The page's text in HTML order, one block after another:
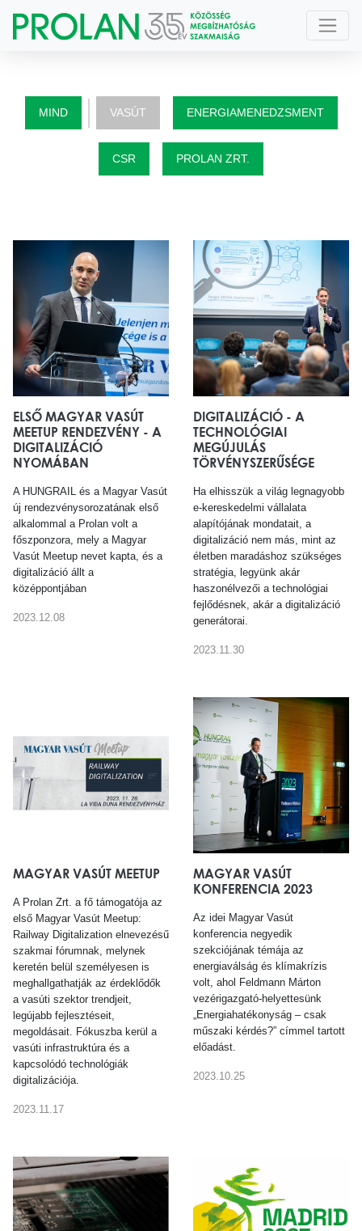
MIND VASÚT ENERGIAMENEDZSMENT
CSR PROLAN ZRT.
ELSŐ MAGYAR VASÚT
MEETUP RENDEZVÉNY - A
DIGITALIZÁCIÓ
NYOMÁBAN
A HUNGRAIL és a Magyar Vasút
új rendezvénysorozatának első
alkalommal a Prolan volt a
főszponzora, mely a Magyar
Vasút Meetup nevet kapta, és a
digitalizáció állt a
középpontjában
2023.12.08
DIGITALIZÁCIÓ - A
TECHNOLÓGIAI
MEGÚJULÁS
TÖRVÉNYSZERŰSÉGE
Ha elhisszük a világ legnagyobb
e-kereskedelmi vállalata
alapítójának mondatait, a
digitalizáció nem más, mint az
életben maradáshoz szükséges
stratégia, legyünk akár
haszonélvezői a technológiai
fejlődésnek, akár a digitalizáció
generátorai.
2023.11.30
MAGYAR VASÚT MEETUP
A Prolan Zrt. a fő támogatója az
első Magyar Vasút Meetup:
Railway Digitalization elnevezésű
szakmai fórumnak, melynek
keretén belül személyesen is
meghallgathatják az érdeklődők
a vasúti szektor trendjeit,
legújabb fejlesztéseit,
megoldásait. Fókuszba kerül a
vasúti infrastruktúra és a
kapcsolódó technológiák
digitalizációja.
2023.11.17
MAGYAR VASÚT
KONFERENCIA 2023
Az idei Magyar Vasút
konferencia negyedik
szekciójának témája az
energiaválság és klímakrízis
volt, ahol Feldmann Márton
vezérigazgató-helyettesünk
„Energiahatékonyság – csak
műszaki kérdés?” címmel tartott
előadást.
2023.10.25